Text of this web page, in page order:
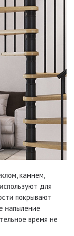
камнем,
для
покрывают
напыление
время не